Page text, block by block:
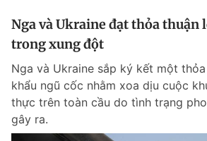
Nga và Ukraine đạt thỏa thuận
trong xung đột
Nga và Ukraine sắp ký kết một
khẩu ngũ cốc nhằm xoa dịu cuộc
thực trên toàn cầu do tình trạng
gây ra.